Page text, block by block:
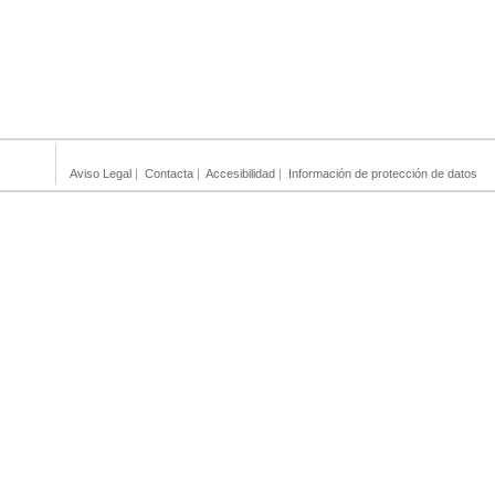
Aviso Legal | Contacta | Accesibilidad | Información de protección de datos